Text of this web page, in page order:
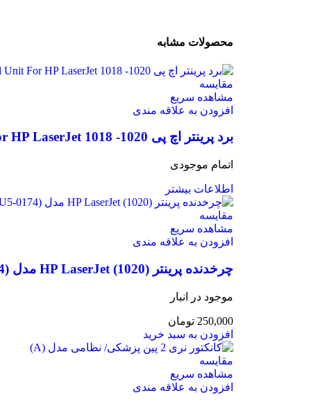
محصولات مشابه
مقایسه
مشاهده سریع
افزودن به علاقه مندی
برد پرینتر اچ پی Engine Control Unit For HP LaserJet 1018 -1020 مدل (RM1-2314)
اتمام موجودی
اطلاعات بیشتر
مقایسه
مشاهده سریع
افزودن به علاقه مندی
چرخدنده پرینتر (HP LaserJet (1020 مدل (RU5-0174)
موجود در انبار
250,000 تومان
افزودن به سبد خرید
مقایسه
مشاهده سریع
افزودن به علاقه مندی